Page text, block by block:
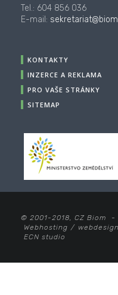
Tel.: 604 856 036
E-mail:
KONTAKTY
INZERCE A REKLAMA
PRO VAŠE STRÁNKY
SITEMAP
© 2001-2018, CZ Biom -
Webhosting / webdesign
ECN studio